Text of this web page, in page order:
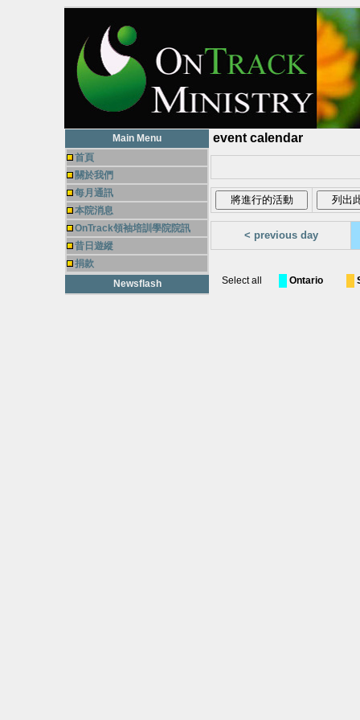
Main Menu
首頁
關於我們
每月通訊
本院消息
OnTrack領袖培訓學院院訊
昔日遊縱
捐款
Newsflash
event calendar
< previous day
Select all Ontario